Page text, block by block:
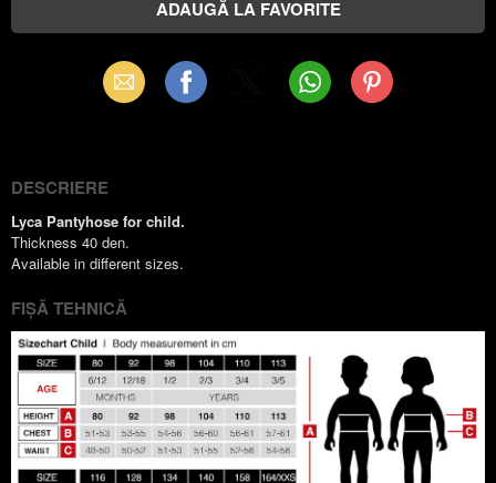
Email Facebook WhatsAppPinterest
DESCRIERE
Lyca Pantyhose for child.
Thickness 40 den.
Available in different sizes.
FIȘĂ TEHNICĂ